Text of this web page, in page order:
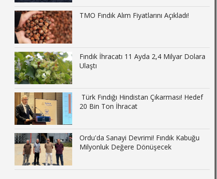
TMO Fındık Alım Fiyatlarını Açıkladı!
Fındık İhracatı 11 Ayda 2,4 Milyar Dolara
Ulaştı
Türk Fındığı Hindistan Çıkarması! Hedef
20 Bin Ton İhracat
Ordu'da Sanayi Devrimi! Fındık Kabuğu
Milyonluk Değere Dönüşecek